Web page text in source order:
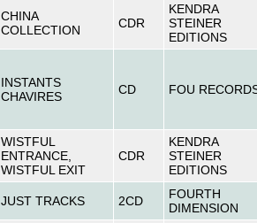
CHINA
COLLECTION
CDR
KENDRA
STEINER
EDITIONS
INSTANTS
CHAVIRES
CD FOU
WISTFUL
ENTRANCE,
WISTFUL EXIT
CDR
KENDRA
STEINER
EDITIONS
JUST TRACKS 2CD
FOURTH
DIMENSION